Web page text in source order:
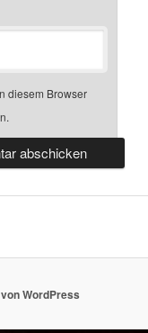
diesem Browser
WordPress